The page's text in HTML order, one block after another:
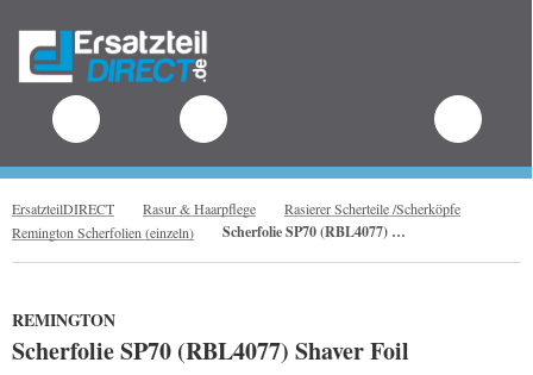
ErsatzteilDIRECT Rasur & Haarpflege
Rasierer Scherteile /Scherköpfe
Remington Scherfolien (einzeln)
Scherfolie SP70 (RBL4077) Shaver Foil
REMINGTON
Scherfolie SP70 (RBL4077) Shaver Foil